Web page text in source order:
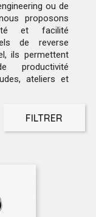
ou de
proposons
et facilité
de reverse
ils permettent
productivité
ateliers et
FILTRER